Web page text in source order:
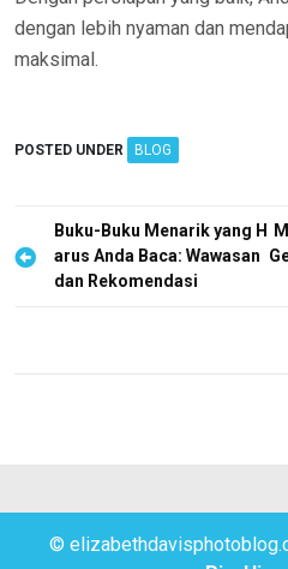
dengan lebih nyaman dan
maksimal.
POSTED UNDER BLOG
o
g
Buku-Buku Menarik yang H
arus Anda Baca: Wawasan
dan Rekomendasi
©